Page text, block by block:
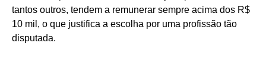
tantos outros, tendem a remunerar sempre acima dos R$
10 mil, o que justifica a escolha por uma profissão tão
disputada.